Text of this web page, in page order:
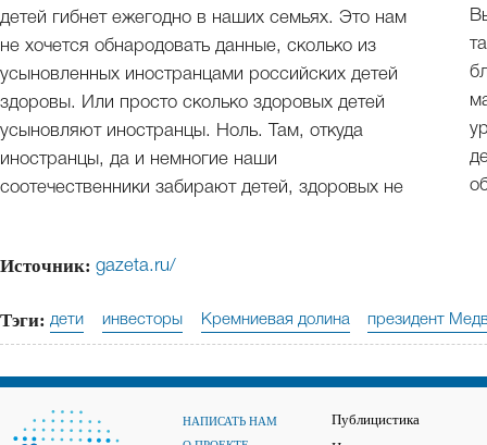
детей гибнет ежегодно в наших семьях. Это нам
не хочется обнародовать данные, сколько из
усыновленных иностранцами российских детей
здоровы. Или просто сколько здоровых детей
усыновляют иностранцы. Ноль. Там, откуда
иностранцы, да и немногие наши
соотечественники забирают детей, здоровых не
Источник: gazeta.ru/
Тэги: дети инвесторы Кремниевая долина президент
НАПИСАТЬ НАМ
Публицистика